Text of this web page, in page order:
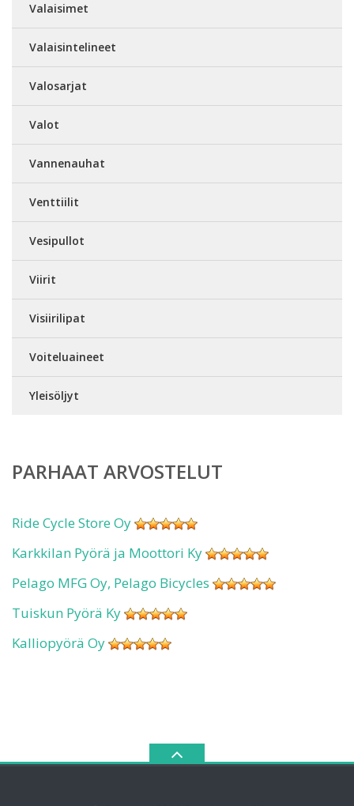
Valaisimet
Valaisintelineet
Valosarjat
Valot
Vannenauhat
Venttiilit
Vesipullot
Viirit
Visiirilipat
Voiteluaineet
Yleisöljyt
PARHAAT ARVOSTELUT
Ride Cycle Store Oy
Karkkilan Pyörä ja Moottori Ky
Pelago MFG Oy, Pelago Bicycles
Tuiskun Pyörä Ky
Kalliopyörä Oy